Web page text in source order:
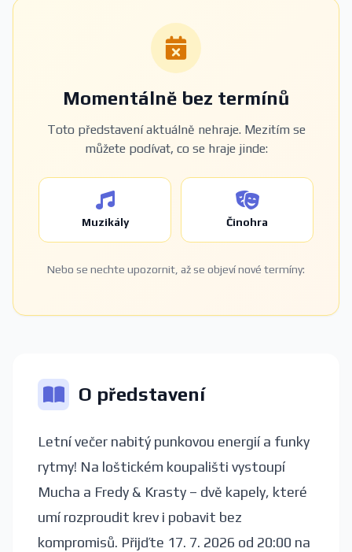
Momentálně bez termínů
Toto představení aktuálně nehraje. Mezitím se
můžete podívat, co se hraje jinde:
Muzikály Činohra
Nebo se nechte upozornit, až se objeví nové termíny:
O představení
Letní večer nabitý punkovou energií a funky
rytmy! Na loštickém koupališti vystoupí
Mucha a Fredy & Krasty – dvě kapely, které
umí rozproudit krev i pobavit bez
kompromisů. Přijďte 17. 7. 2026 od 20:00 na